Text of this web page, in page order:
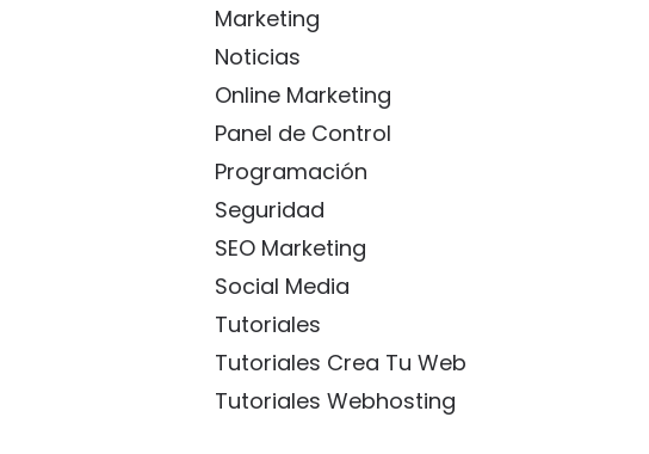
Marketing
Noticias
Online Marketing
Panel de Control
Programación
Seguridad
SEO Marketing
Social Media
Tutoriales
Tutoriales Crea Tu Web
Tutoriales Webhosting